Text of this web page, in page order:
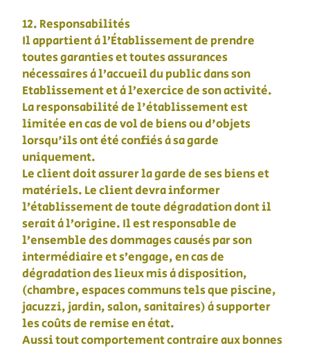
12. Responsabilités
Il appartient à l’Établissement de prendre
toutes garanties et toutes assurances
nécessaires à l’accueil du public dans son
Etablissement et à l’exercice de son activité.
La responsabilité de l'établissement est
limitée en cas de vol de biens ou d'objets
lorsqu'ils ont été confiés à sa garde
uniquement.
Le client doit assurer la garde de ses biens et
matériels. Le client devra informer
l’établissement de toute dégradation dont il
serait à l’origine. Il est responsable de
l’ensemble des dommages causés par son
intermédiaire et s’engage, en cas de
dégradation des lieux mis à disposition,
(chambre, espaces communs tels que piscine,
jacuzzi, jardin, salon, sanitaires) à supporter
les coûts de remise en état.
Aussi tout comportement contraire aux bonnes